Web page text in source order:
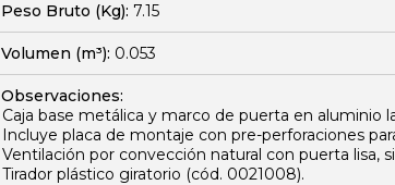
Peso Bruto (Kg): 7.15
Volumen (m³): 0.053
Observaciones:
Caja base metálica y marco de puerta en aluminio
Incluye placa de montaje con pre-perforaciones
Ventilación por convección natural con puerta lisa,
Tirador plástico giratorio (cód. 0021008).